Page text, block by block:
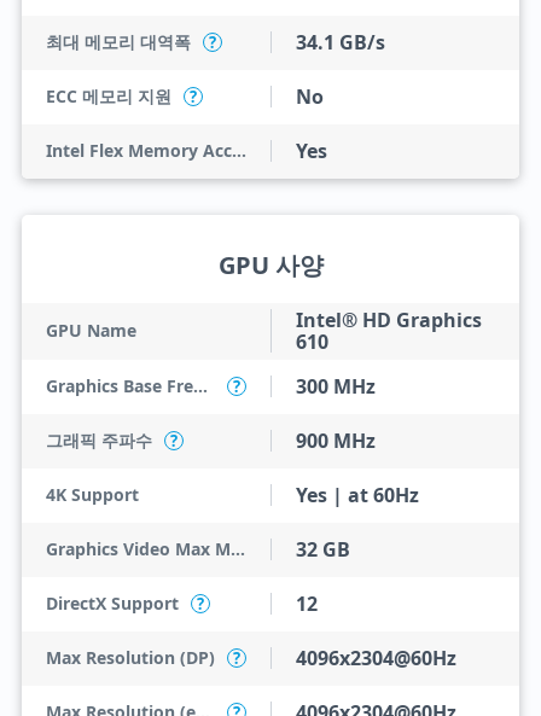
최대 메모리 대역폭 ? 34.1 GB/s
ECC 메모리 지원 ? No
Intel Flex Memory Access Yes
GPU 사양
GPU Name
Intel® HD Graphics
610
Graphics Base Frequency ? 300 MHz
그래픽 주파수 ? 900 MHz
4K Support Yes | at 60Hz
Graphics Video Max Memory 32 GB
DirectX Support ? 12
Max Resolution (DP) ? 4096x2304@60Hz